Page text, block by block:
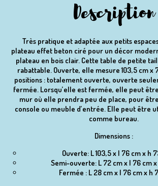
Description
Très pratique et adaptée aux petits
plateau effet beton ciré pour un décor
plateau en bois clair. Cette table de petite
rabattable. Ouverte, elle mesure 103,5 cm x
positions : totalement ouverte, ouverte
fermée. Lorsqu’elle est fermée, elle peut
mur où elle prendra peu de place, pour
console ou meuble d’entrée. Elle peut être
comme bureau.
Dimensions :
Ouverte: L 103,5 x l 76 cm x h
Semi-ouverte: L 72 cm x l 76 cm
Fermée : L 28 cm x l 76 cm x h